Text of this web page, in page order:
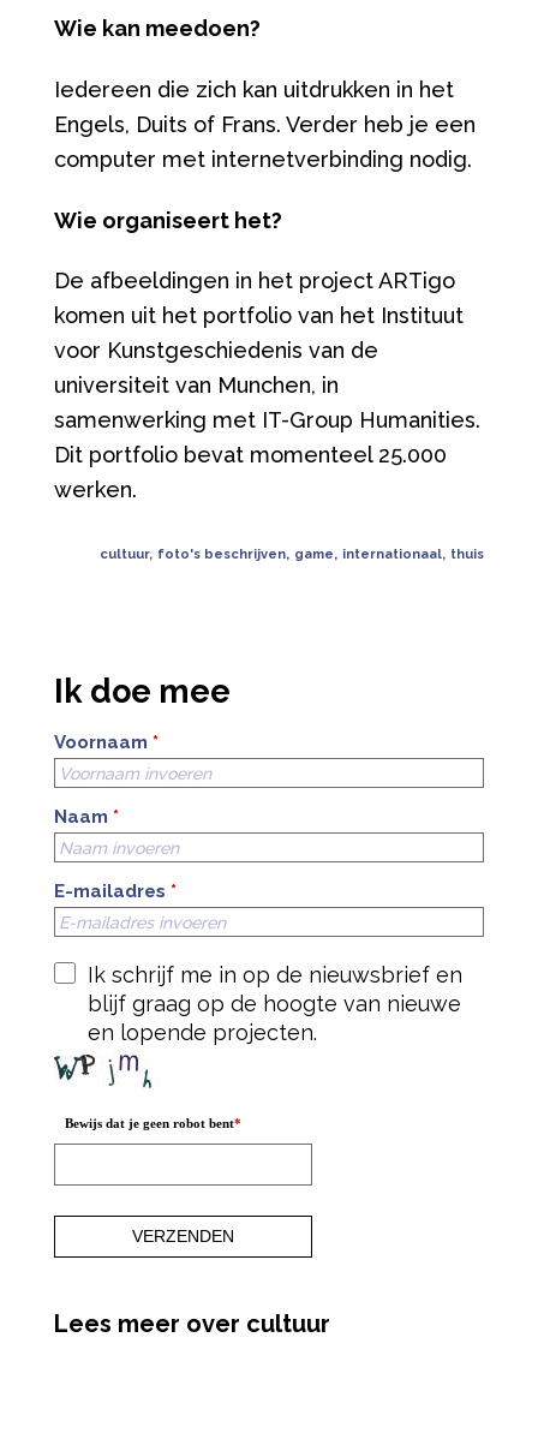
Wie kan meedoen?
Iedereen die zich kan uitdrukken in het
Engels, Duits of Frans. Verder heb je een
computer met internetverbinding nodig.
Wie organiseert het?
De afbeeldingen in het project ARTigo
komen uit het portfolio van het Instituut
voor Kunstgeschiedenis van de
universiteit van Munchen, in
samenwerking met IT-Group Humanities.
Dit portfolio bevat momenteel 25.000
werken.
cultuur, foto's beschrijven, game, internationaal, thuis
Ik doe mee
Voornaam *
Naam *
E-mailadres *
Ik schrijf me in op de nieuwsbrief en
blijf graag op de hoogte van nieuwe
en lopende projecten.
Bewijs dat je geen robot bent*
Lees meer over cultuur